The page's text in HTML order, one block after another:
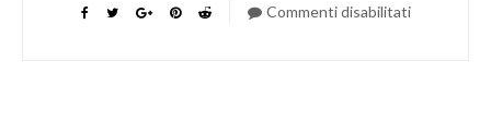
Commenti disabilitati